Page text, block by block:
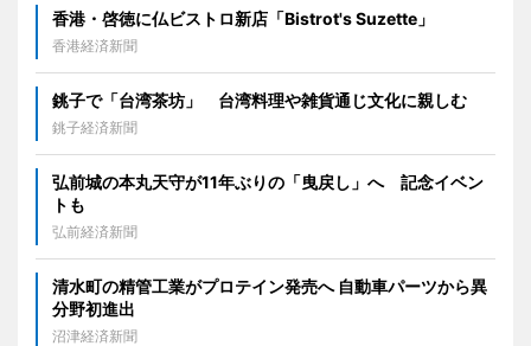
香港・啓徳に仏ビストロ新店「Bistrot's Suzette」
香港経済新聞
銚子で「台湾茶坊」 台湾料理や雑貨通じ文化に親しむ
銚子経済新聞
弘前城の本丸天守が11年ぶりの「曳戻し」へ 記念イベン
トも
弘前経済新聞
清水町の精管工業がプロテイン発売へ 自動車パーツから異
分野初進出
沼津経済新聞